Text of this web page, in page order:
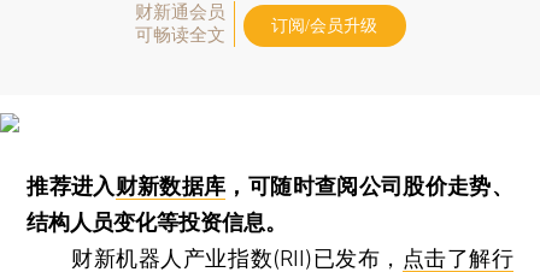
财新通会员
可畅读全文
订阅/会员升级
推荐进入财新数据库 ，可随时查阅公司股价走势、
结构人员变化等投资信息。
财新机器人产业指数(RII)已发布， 点击了解行